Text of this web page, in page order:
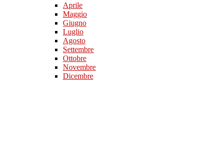
Aprile
Maggio
Giugno
Luglio
Agosto
Settembre
Ottobre
Novembre
Dicembre